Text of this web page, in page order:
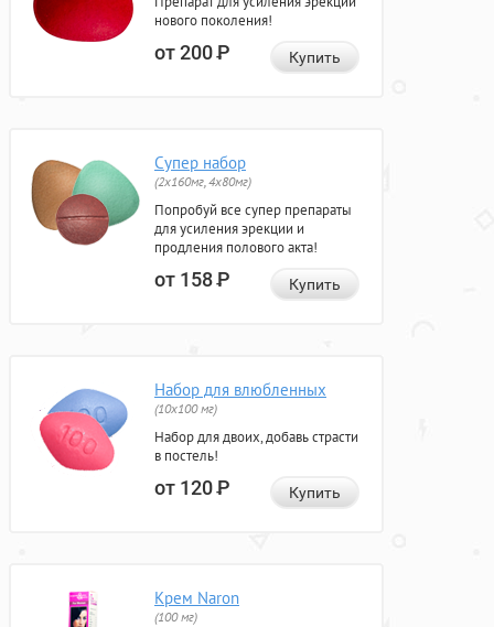
нового поколения!
от 200Р Купить
Супер набор
(2х160мг, 4х80мг)
Попробуй все супер препараты
для усиления эрекции и
продления полового акта!
от 158Р Купить
Набор для влюбленных
(10х100 мг)
Набор для двоих, добавь страсти
в постель!
от 120Р Купить
Крем Naron
(100 мг)